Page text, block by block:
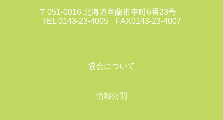
〒051-0016 北海道室蘭市幸町6番23号
TEL 0143-23-4005 FAX0143-23-4007
協会について
情報公開